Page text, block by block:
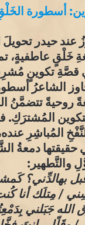
أسطورة
عند حيدر تحويلَ
خَلْقٍ عاطفيةٍ،
قصَّةِ تكوينٍ
الشاعرُ
روحيةً تتضمَّنُ
المُشترَكِ.
المُباشِرِ
حقيقتها دمعةُ
والتَّطهير:
بهالدِّني؟
/ مِتلَك أنا
جَبَلني